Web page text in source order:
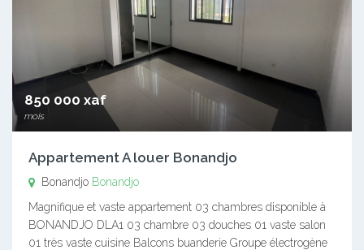
850 000 xaf
mois
Appartement A louer Bonandjo
Bonandjo Bonandjo
Magnifique et vaste appartement 03 chambres disponible à
BONANDJO DLA1 03 chambre 03 douches 01 vaste salon
01 très vaste cuisine Balcons buanderie Groupe électrogène